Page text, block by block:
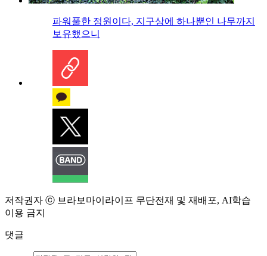
파워풀한 정원이다, 지구상에 하나뿐인 나무까지
보유했으니
저작권자 ⓒ 브라보마이라이프 무단전재 및 재배포, AI학습
이용 금지
댓글